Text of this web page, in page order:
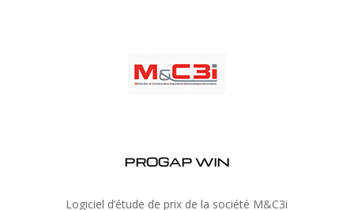
PROGAP WIN
Logiciel d’étude de prix de la société M&C3i